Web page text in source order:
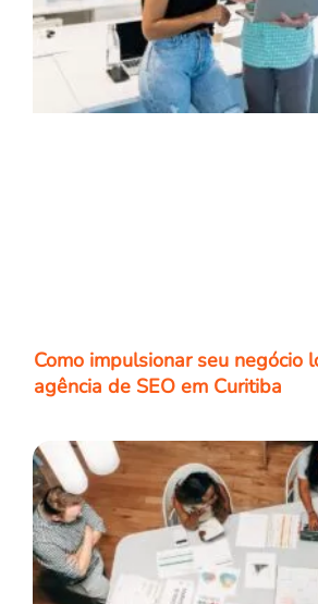
Como impulsionar seu negócio
agência de SEO em Curitiba